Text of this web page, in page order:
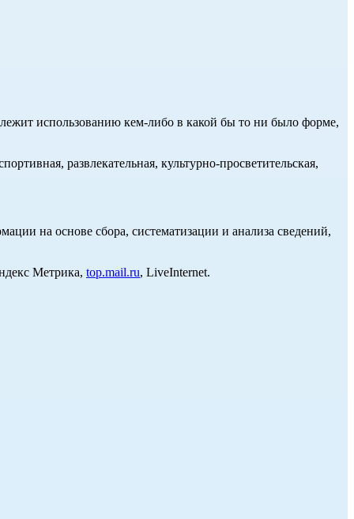
использованию кем-либо в какой бы то ни было форме,
развлекательная, культурно-просветительская,
на основе сбора, систематизации и анализа сведений,
Метрика, top.mail.ru, LiveInternet.